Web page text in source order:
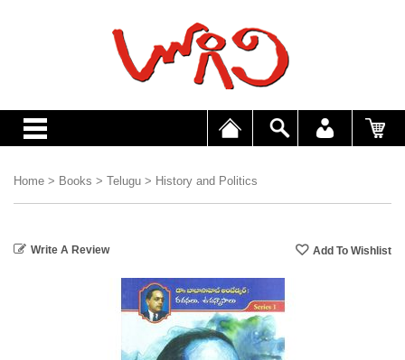
Home > Books > Telugu > History and Politics
Write A Review